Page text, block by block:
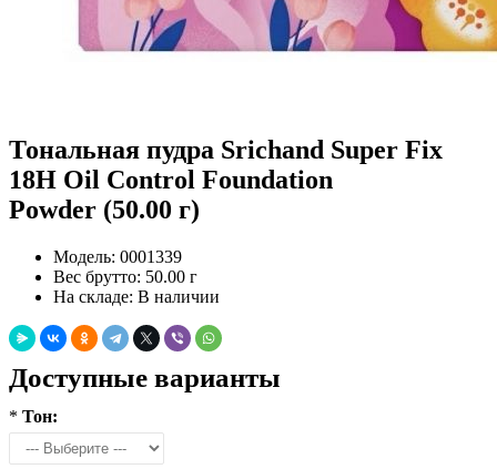
Тональная пудра Srichand Super Fix
18H Oil Control Foundation
Powder (50.00 г)
Модель: 0001339
Вес брутто: 50.00 г
На складе: В наличии
Доступные варианты
* Тон: